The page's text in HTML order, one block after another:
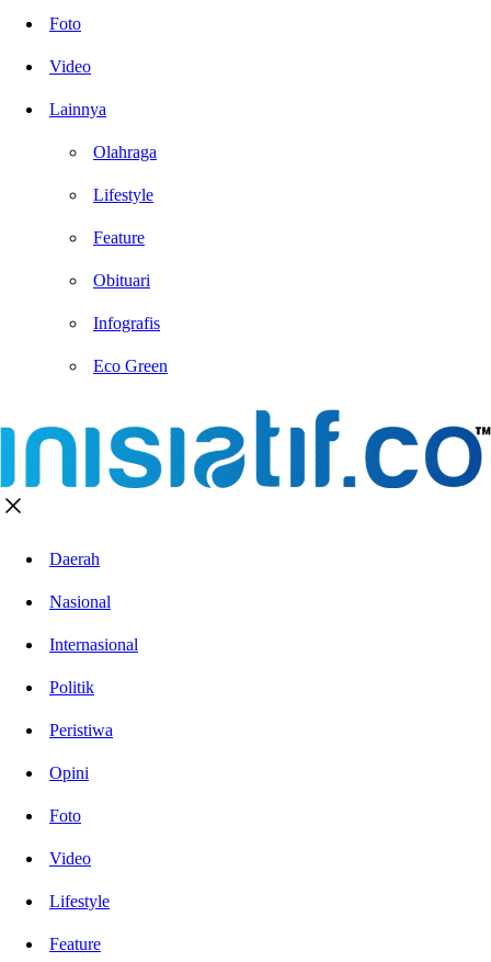
Foto
Video
Lainnya
Olahraga
Lifestyle
Feature
Obituari
Infografis
Eco Green
Daerah
Nasional
Internasional
Politik
Peristiwa
Opini
Foto
Video
Lifestyle
Feature